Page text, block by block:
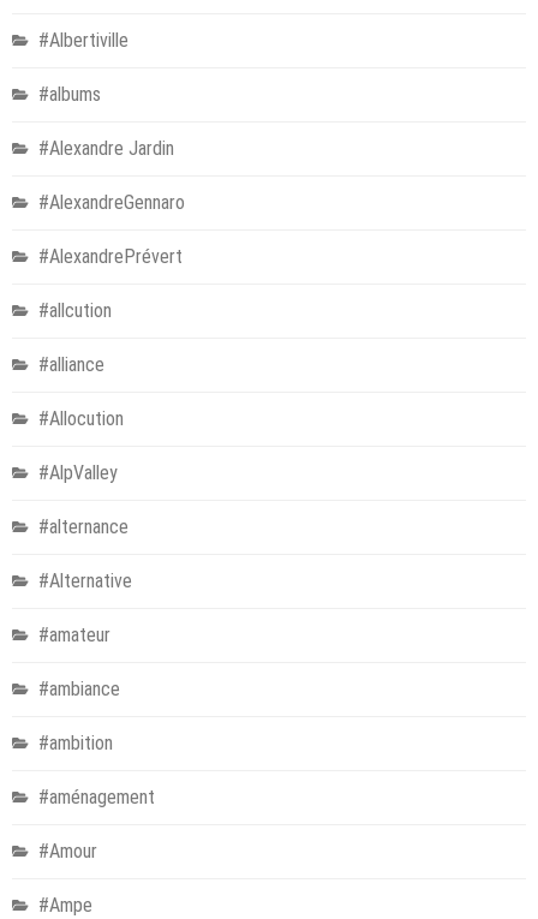
#Albertiville
#albums
#Alexandre Jardin
#AlexandreGennaro
#AlexandrePrévert
#allcution
#alliance
#Allocution
#AlpValley
#alternance
#Alternative
#amateur
#ambiance
#ambition
#aménagement
#Amour
#Ampe